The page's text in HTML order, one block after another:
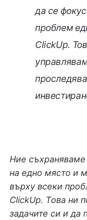
да се
проблем
ClickUp.
Ние
на едно място и
върху всеки
ClickUp. Това ни
задачите си и да